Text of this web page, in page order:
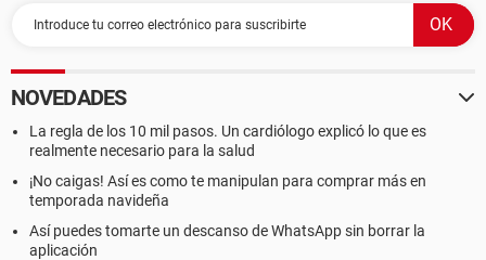
NOVEDADES
La regla de los 10 mil pasos. Un cardiólogo explicó lo que es
realmente necesario para la salud
¡No caigas! Así es como te manipulan para comprar más en
temporada navideña
Así puedes tomarte un descanso de WhatsApp sin borrar la
aplicación